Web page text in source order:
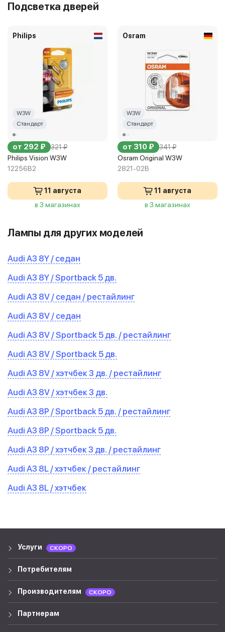
Подсветка дверей
Philips
W3W
Стандарт
от 292 ₽ 321 ₽
Philips Vision W3W
12256B2
11 августа
в 3 магазинах
Osram
W3W
Стандарт
от 310 ₽ 341 ₽
Osram Original W3W
2821-02B
11 августа
в 3 магазинах
Лампы для других моделей
Audi A3 8Y / седан
Audi A3 8Y / Sportback 5 дв.
Audi A3 8V / седан / рестайлинг
Audi A3 8V / седан
Audi A3 8V / Sportback 5 дв. / рестайлинг
Audi A3 8V / Sportback 5 дв.
Audi A3 8V / хэтчбек 3 дв. / рестайлинг
Audi A3 8V / хэтчбек 3 дв.
Audi A3 8P / Sportback 5 дв. / рестайлинг
Audi A3 8P / Sportback 5 дв.
Audi A3 8P / хэтчбек 3 дв. / рестайлинг
Audi A3 8L / хэтчбек / рестайлинг
Audi A3 8L / хэтчбек
Услуги СКОРО
Потребителям
Производителям СКОРО
Партнерам